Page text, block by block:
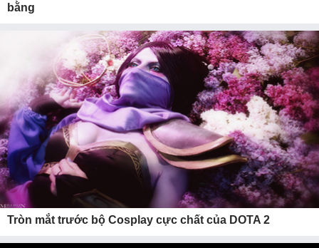
bằng
Tròn mắt trước bộ Cosplay cực chất của DOTA 2